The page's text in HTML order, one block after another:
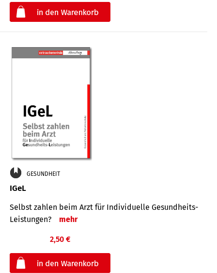
GESUNDHEIT
IGeL
Selbst zahlen beim Arzt für Indi­vidu­elle Gesund­heits-
Leis­tungen?
mehr
2,50 €